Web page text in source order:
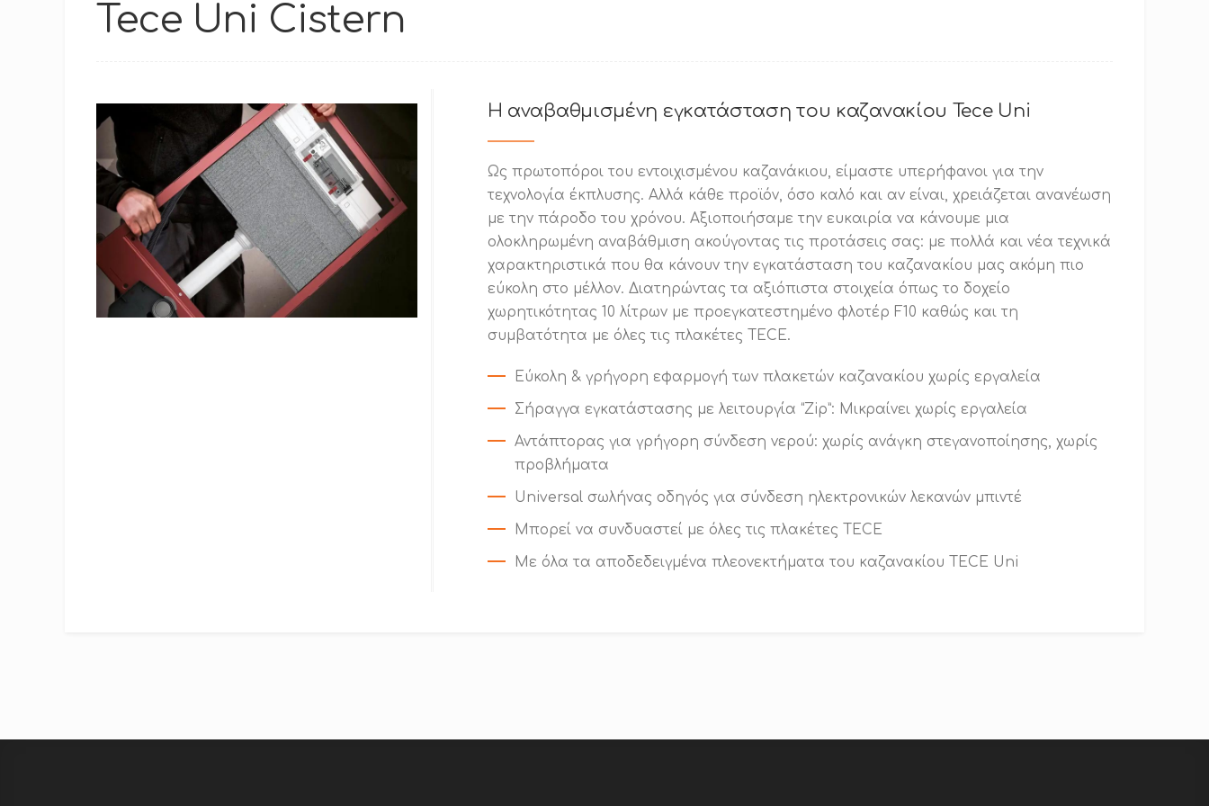
Tece Uni Cistern
Η αναβαθμισμένη εγκατάσταση του καζανακίου Tece Uni
Ως πρωτοπόροι του εντοιχισμένου καζανάκιου, είμαστε υπερήφανοι για την
τεχνολογία έκπλυσης. Αλλά κάθε προϊόν, όσο καλό και αν είναι, χρειάζεται ανανέωση
με την πάροδο του χρόνου. Αξιοποιήσαμε την ευκαιρία να κάνουμε μια
ολοκληρωμένη αναβάθμιση ακούγοντας τις προτάσεις σας: με πολλά και νέα τεχνικά
χαρακτηριστικά που θα κάνουν την εγκατάσταση του καζανακίου μας ακόμη πιο
εύκολη στο μέλλον. Διατηρώντας τα αξιόπιστα στοιχεία όπως το δοχείο
χωρητικότητας 10 λίτρων με προεγκατεστημένο φλοτέρ F10 καθώς και τη
συμβατότητα με όλες τις πλακέτες TECE.
Εύκολη & γρήγορη εφαρμογή των πλακετών καζανακίου χωρίς εργαλεία
Σήραγγα εγκατάστασης με λειτουργία “Zip”: Μικραίνει χωρίς εργαλεία
Αντάπτορας για γρήγορη σύνδεση νερού: χωρίς ανάγκη στεγανοποίησης, χωρίς
προβλήματα
Universal σωλήνας οδηγός για σύνδεση ηλεκτρονικών λεκανών μπιντέ
Μπορεί να συνδυαστεί με όλες τις πλακέτες TECE
Με όλα τα αποδεδειγμένα πλεονεκτήματα του καζανακίου TECE Uni